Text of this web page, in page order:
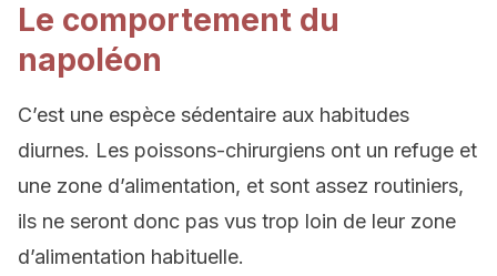
Le comportement du
napoléon
C’est une espèce sédentaire aux habitudes
diurnes. Les poissons-chirurgiens ont un refuge et
une zone d’alimentation, et sont assez routiniers,
ils ne seront donc pas vus trop loin de leur zone
d’alimentation habituelle.